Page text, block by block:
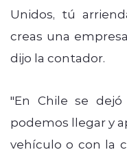
Unidos, tú
creas una
dijo la contador.
"En Chile se
podemos llegar y
vehículo o con la